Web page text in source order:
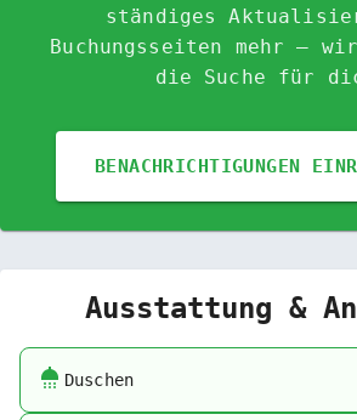
ständiges
Buchungsseiten mehr – wir
die Suche für
BENACHRICHTIGUNGEN
Ausstattung &
Duschen